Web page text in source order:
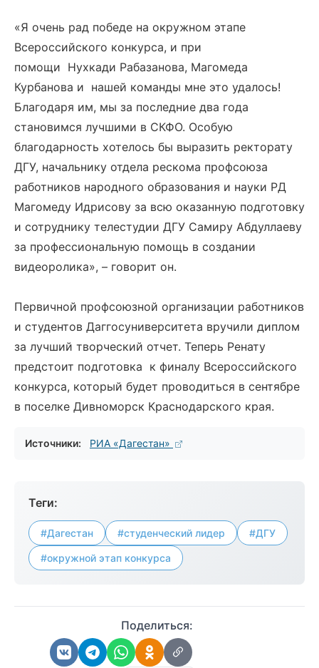
«Я очень рад победе на окружном этапе
Всероссийского конкурса, и при
помощи Нухкади Рабазанова, Магомеда
Курбанова и нашей команды мне это удалось!
Благодаря им, мы за последние два года
становимся лучшими в СКФО. Особую
благодарность хотелось бы выразить ректорату
ДГУ, начальнику отдела рескома профсоюза
работников народного образования и науки РД
Магомеду Идрисову за всю оказанную подготовку
и сотруднику телестудии ДГУ Самиру Абдуллаеву
за профессиональную помощь в создании
видеоролика», – говорит он.
Первичной профсоюзной организации работников
и студентов Даггосуниверситета вручили диплом
за лучший творческий отчет. Теперь Ренату
предстоит подготовка к финалу Всероссийского
конкурса, который будет проводиться в сентябре
в поселке Дивноморск Краснодарского края.
Источники: РИА «Дагестан»
Теги:
#Дагестан #студенческий лидер #ДГУ
#окружной этап конкурса
Поделиться: